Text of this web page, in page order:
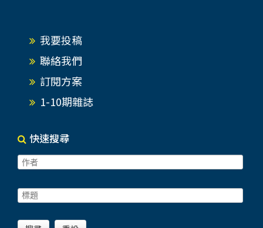
我要投稿
聯絡我們
訂閱方案
1-10期雜誌
快速搜尋